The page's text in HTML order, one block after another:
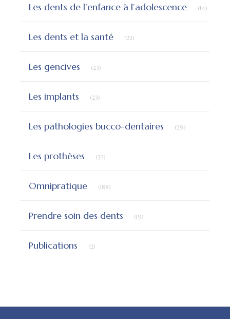
Les dents de l’enfance à l’adolescence (14)
Les dents et la santé (22)
Les gencives (23)
Les implants (23)
Les pathologies bucco-dentaires (29)
Les prothèses (32)
Omnipratique (188)
Prendre soin des dents (19)
Publications (2)